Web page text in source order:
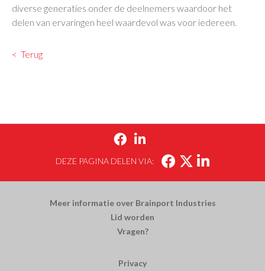
diverse generaties onder de deelnemers waardoor het
delen van ervaringen heel waardevol was voor iedereen.
Terug
 
DEZE PAGINA DELEN VIA:
Meer informatie over Brainport Industries
Lid worden
Vragen?
Privacy